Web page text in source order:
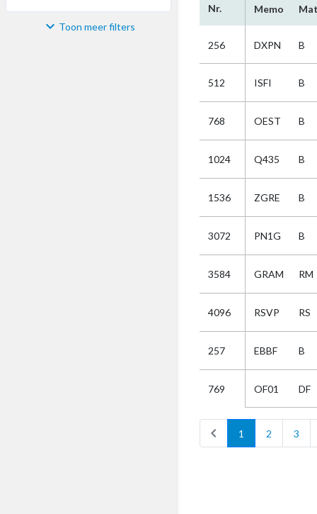
Materiaal Toon meer filters
Nr. Memo
256 DXPN B
512 ISFI B
768 OEST B
1024 Q435 B
1536 ZGRE B
3072 PN1G B
3584 GRAM RM
4096 RSVP RS
257 EBBF B
769 OF01 DF
chevron_left 1 2 3